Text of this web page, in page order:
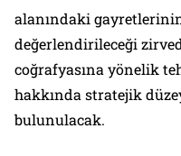
alanındaki gayretlerinin
değerlendirileceği
coğrafyasına yönelik
hakkında stratejik
bulunulacak.